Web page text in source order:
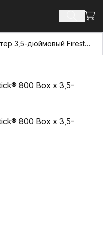
Поиск
Адаптер 3,5-дюймовый Firestick® 800 Box x 3,5-дюймовый API Reg Pin